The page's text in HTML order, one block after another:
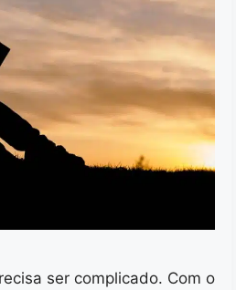
ser complicado. Com o